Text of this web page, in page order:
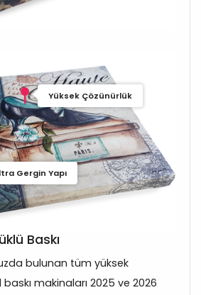
Yüksek Çözünürlük
Gergin Yapı
Baskı
bulunan tüm yüksek
makinaları 2025 ve 2026